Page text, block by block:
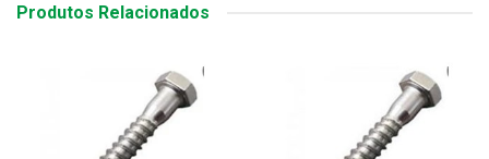
Produtos Relacionados